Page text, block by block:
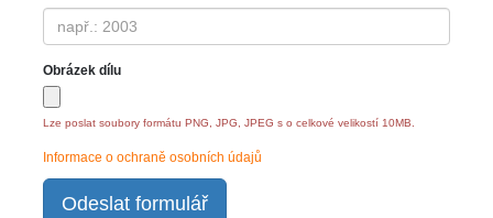
Obrázek dílu
Lze poslat soubory formátu PNG, JPG, JPEG s o celkové velikostí 10MB.
Informace o ochraně osobních údajů
Odeslat formulář